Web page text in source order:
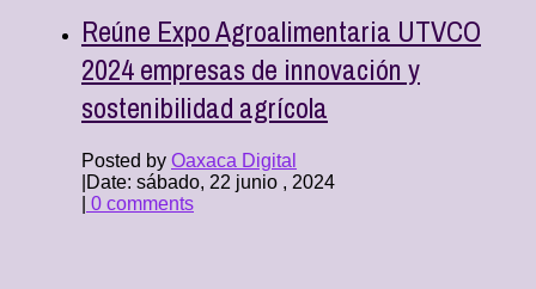
Reúne Expo Agroalimentaria UTVCO
2024 empresas de innovación y
sostenibilidad agrícola
Posted by Oaxaca Digital
Date: sábado, 22 junio , 2024
0 comments